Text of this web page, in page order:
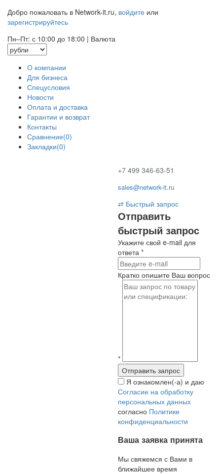
Добро пожаловать в Network-it.ru, войдите или
зарегистрируйтесь
Пн–Пт: с 10:00 до 18:00 | Валюта
О компании
Для бизнеса
Спецусловия
Новости
Оплата и доставка
Гарантии и возврат
Контакты
Сравнение(0)
Закладки(0)
+7 499 346-63-51
sales@network-it.ru
⇄ Быстрый запрос
Отправить
быстрый запрос
Укажите свой e-mail для
ответа *
Кратко опишите Ваш вопрос
*
Я ознакомлен(-а) и даю
Согласие на обработку
персональных данных
согласно Политике
конфиденциальности
Ваша заявка принята
Мы свяжемся с Вами в
ближайшее время